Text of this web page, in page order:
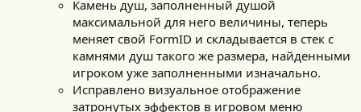
Камень душ, заполненный душой
максимальной для него величины, теперь
меняет свой FormID и складывается в стек с
камнями душ такого же размера, найденными
игроком уже заполненными изначально.
Исправлено визуальное отображение
затронутых эффектов в игровом меню